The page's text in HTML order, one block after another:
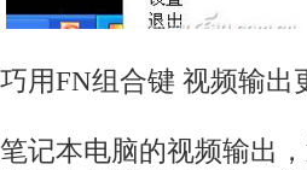
巧用FN组合键 视频输出
笔记本电脑的视频输出